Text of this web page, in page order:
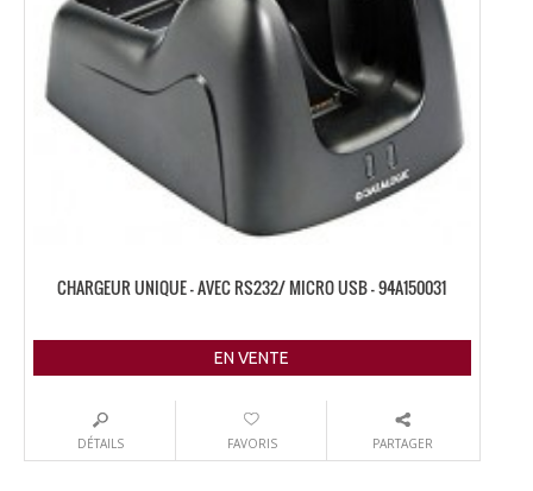
CHARGEUR UNIQUE – AVEC RS232/ MICRO USB – 94A150031
EN VENTE
DÉTAILS FAVORIS PARTAGER